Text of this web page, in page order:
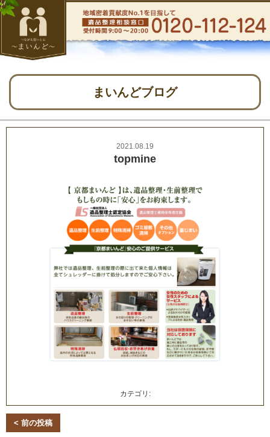
まいんどブログ
2021.08.19
topmine
カテゴリ:
< 前の投稿